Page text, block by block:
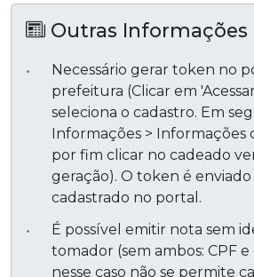
Outras Informações
Necessário gerar token no
prefeitura (Clicar em
seleciona o cadastro. Em
Informações > Informações
por fim clicar no cadeado
geração). O token é enviado
cadastrado no portal.
É possível emitir nota sem
tomador (sem ambos: CPF
nesse caso não se permite